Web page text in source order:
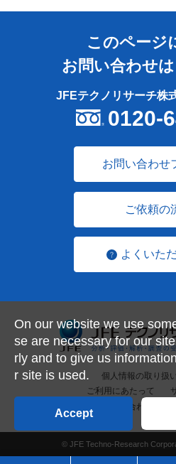
このページ
お問い合わせ
JFEテクノリサーチ株
0120-
お問い合わせ
ご依頼の
よくいた
個人情報の取り扱
ご利用にあたって
お問い合わせ一覧
© JFE Techno-Research
On our website we use
se are necessary for our
rly and to give us
r site is used.
Accept